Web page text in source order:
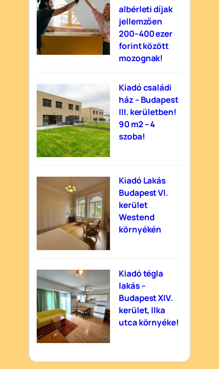
albérleti díjak
jellemzően
200–400 ezer
forint között
mozognak!
Kiadó családi
ház – Budapest
III. kerületben!
90 m2 – 4
szoba!
Kiadó Lakás
Budapest VI.
kerület
Westend
környékén
Kiadó tégla
lakás –
Budapest XIV.
kerület, Ilka
utca környéke!